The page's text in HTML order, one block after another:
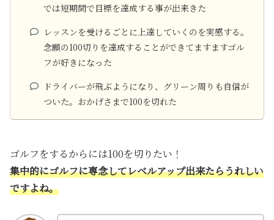
では短期間で目標を達成する事が出来きた
レッスンを受けるごとに上達していくのを実感する。
念願の100切りを達成することができてますますゴル
フが好きになった
ドライバーが飛ぶようになり、グリーン周りも自信が
ついた。おかげさまで100を切れた
ゴルフをするからには100を切りたい！
集中的にゴルフに専念してレベルアップ出来たらうれしい
ですよね。